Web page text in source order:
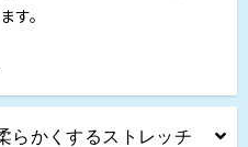
す。
らかくするストレッチ